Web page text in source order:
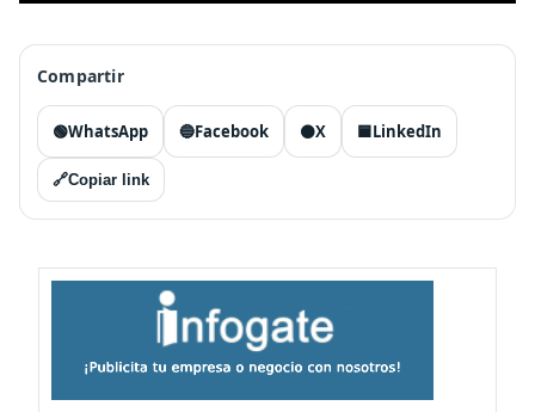
Compartir
🟢WhatsApp 🔵Facebook ⚫X 🟦LinkedIn
🔗Copiar link